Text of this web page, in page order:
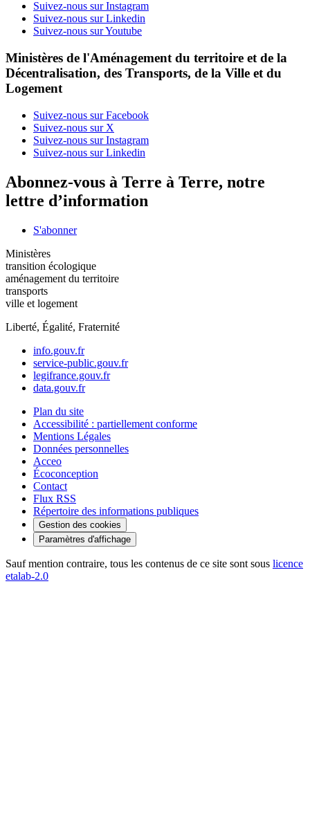
Suivez-nous sur Instagram
Suivez-nous sur Linkedin
Suivez-nous sur Youtube
Ministères de l'Aménagement du territoire et de la
Décentralisation, des Transports, de la Ville et du
Logement
Suivez-nous sur Facebook
Suivez-nous sur X
Suivez-nous sur Instagram
Suivez-nous sur Linkedin
Abonnez-vous à Terre à Terre, notre
lettre d’information
S'abonner
Ministères
transition écologique
aménagement du territoire
transports
ville et logement
Liberté, Égalité, Fraternité
info.gouv.fr
service-public.gouv.fr
legifrance.gouv.fr
data.gouv.fr
Plan du site
Accessibilité : partiellement conforme
Mentions Légales
Données personnelles
Acceo
Écoconception
Contact
Flux RSS
Répertoire des informations publiques
Gestion des cookies
Paramètres d'affichage
Sauf mention contraire, tous les contenus de ce site sont sous licence
etalab-2.0